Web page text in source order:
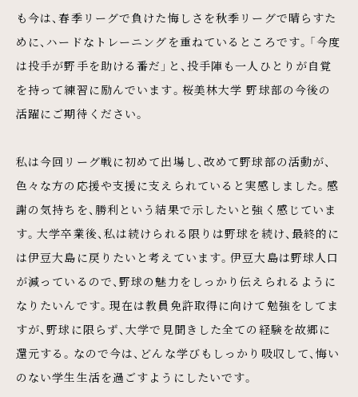
も今は、春季リーグで負けた悔しさを秋季リーグで晴らすた
めに、ハードなトレーニングを重ねているところです。「今度
は投手が野手を助ける番だ」と、投手陣も一人ひとりが自覚
を持って練習に励んでいます。桜美林大学 野球部の今後の
活躍にご期待ください。
私は今回リーグ戦に初めて出場し、改めて野球部の活動が、
色々な方の応援や支援に支えられていると実感しました。感
謝の気持ちを、勝利という結果で示したいと強く感じていま
す。大学卒業後、私は続けられる限りは野球を続け、最終的に
は伊豆大島に戻りたいと考えています。伊豆大島は野球人口
が減っているので、野球の魅力をしっかり伝えられるように
なりたいんです。現在は教員免許取得に向けて勉強をしてま
すが、野球に限らず、大学で見聞きした全ての経験を故郷に
還元する。なので今は、どんな学びもしっかり吸収して、悔い
のない学生生活を過ごすようにしたいです。